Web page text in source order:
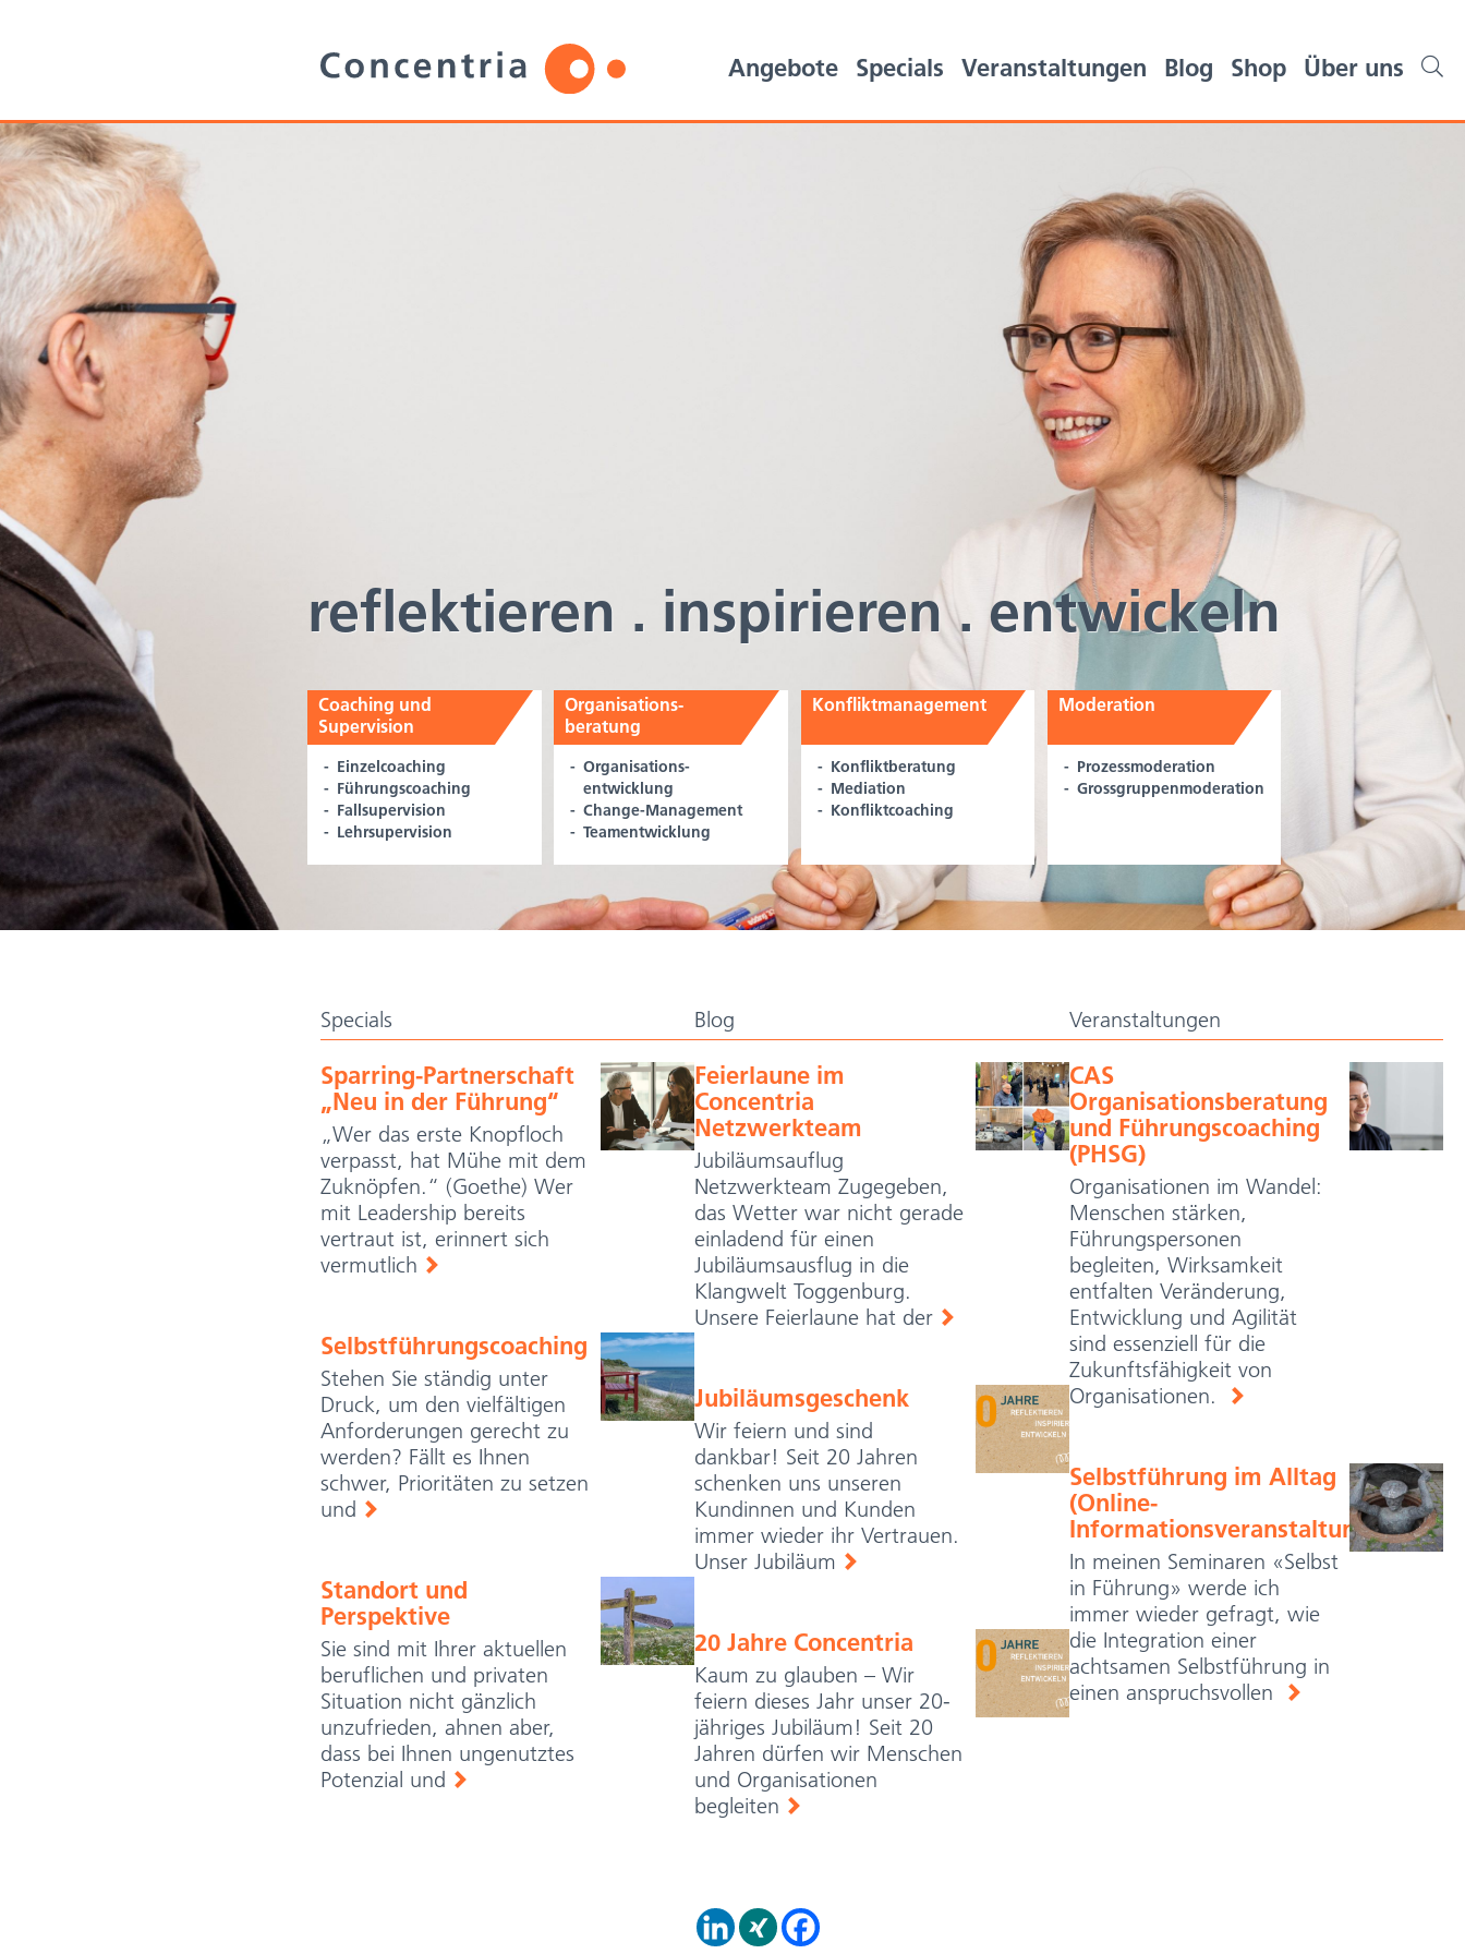
Angebote Specials Veranstaltungen Blog Shop Über uns
reflektieren . inspirieren . entwickeln
Coaching und
Supervision
Einzelcoaching
Führungscoaching
Fallsupervision
Lehrsupervision
Organisations­
beratung
Organisations­
entwicklung
Change-Management
Teamentwicklung
Konflikt­management
Konfliktberatung
Mediation
Konfliktcoaching
Moderation
Prozessmoderation
Grossgruppen­moderation
Specials
Sparring-Partnerschaft
„Neu in der Führung“
„Wer das erste Knopfloch
verpasst, hat Mühe mit dem
Zuknöpfen.“ (Goethe) Wer
mit Leadership bereits
vertraut ist, erinnert sich
vermutlich
Selbstführungscoaching
Stehen Sie ständig unter
Druck, um den vielfältigen
Anforderungen gerecht zu
werden? Fällt es Ihnen
schwer, Prioritäten zu setzen
und
Standort und
Perspektive
Sie sind mit Ihrer aktuellen
beruflichen und privaten
Situation nicht gänzlich
unzufrieden, ahnen aber,
dass bei Ihnen ungenutztes
Potenzial und
Blog
Feierlaune im
Concentria
Netzwerkteam
Jubiläumsauflug
Netzwerkteam Zugegeben,
das Wetter war nicht gerade
einladend für einen
Jubiläumsausflug in die
Klangwelt Toggenburg.
Unsere Feierlaune hat der
Jubiläumsgeschenk
Wir feiern und sind
dankbar! Seit 20 Jahren
schenken uns unseren
Kundinnen und Kunden
immer wieder ihr Vertrauen.
Unser Jubiläum
20 Jahre Concentria
Kaum zu glauben – Wir
feiern dieses Jahr unser 20-
jähriges Jubiläum! Seit 20
Jahren dürfen wir Menschen
und Organisationen
begleiten
Veranstaltungen
CAS
Organisationsberatung
und Führungscoaching
(PHSG)
Organisationen im Wandel:
Menschen stärken,
Führungspersonen
begleiten, Wirksamkeit
entfalten Veränderung,
Entwicklung und Agilität
sind essenziell für die
Zukunftsfähigkeit von
Organisationen.
Selbstführung im Alltag
(Online-
Informationsveranstaltung)
In meinen Seminaren «Selbst
in Führung» werde ich
immer wieder gefragt, wie
die Integration einer
achtsamen Selbstführung in
einen anspruchsvollen